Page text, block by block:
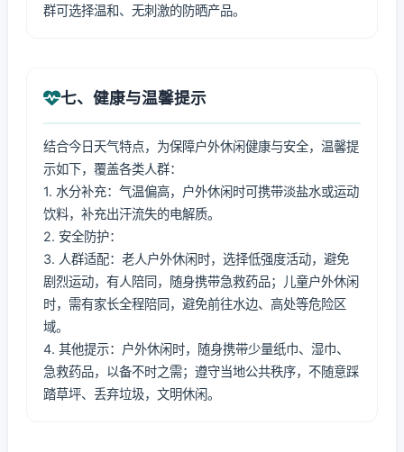
群可选择温和、无刺激的防晒产品。
七、健康与温馨提示
结合今日天气特点，为保障户外休闲健康与安全，温馨提
示如下，覆盖各类人群：
1. 水分补充：气温偏高，户外休闲时可携带淡盐水或运动
饮料，补充出汗流失的电解质。
2. 安全防护：
3. 人群适配：老人户外休闲时，选择低强度活动，避免
剧烈运动，有人陪同，随身携带急救药品；儿童户外休闲
时，需有家长全程陪同，避免前往水边、高处等危险区
域。
4. 其他提示：户外休闲时，随身携带少量纸巾、湿巾、
急救药品，以备不时之需；遵守当地公共秩序，不随意踩
踏草坪、丢弃垃圾，文明休闲。